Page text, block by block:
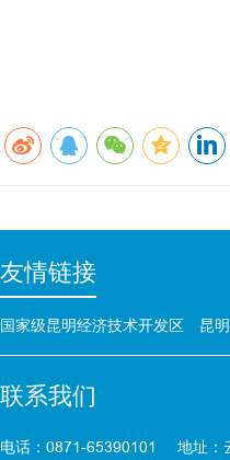
友情链接
国家级昆明经济技术开发区 昆
联系我们
电话：0871-65390101 地址：